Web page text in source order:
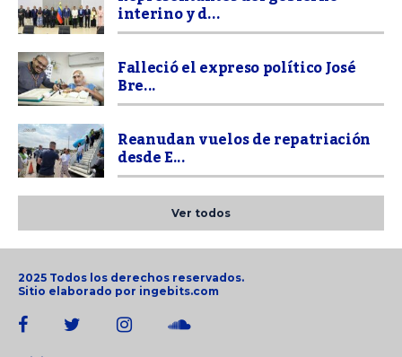
interino y d...
Falleció el expreso político José
Bre...
Reanudan vuelos de repatriación
desde E...
Ver todos
2025 Todos los derechos reservados.
Sitio elaborado por ingebits.com